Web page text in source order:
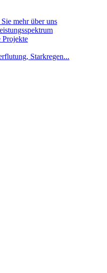
mehr über uns
Projekte
Starkregen...